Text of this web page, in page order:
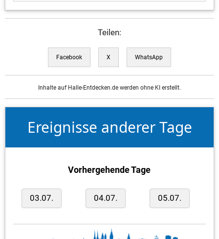
Teilen:
Facebook X WhatsApp
Inhalte auf Halle-Entdecken.de werden ohne KI erstellt.
Ereignisse anderer Tage
Vorhergehende Tage
03.07. 04.07. 05.07.